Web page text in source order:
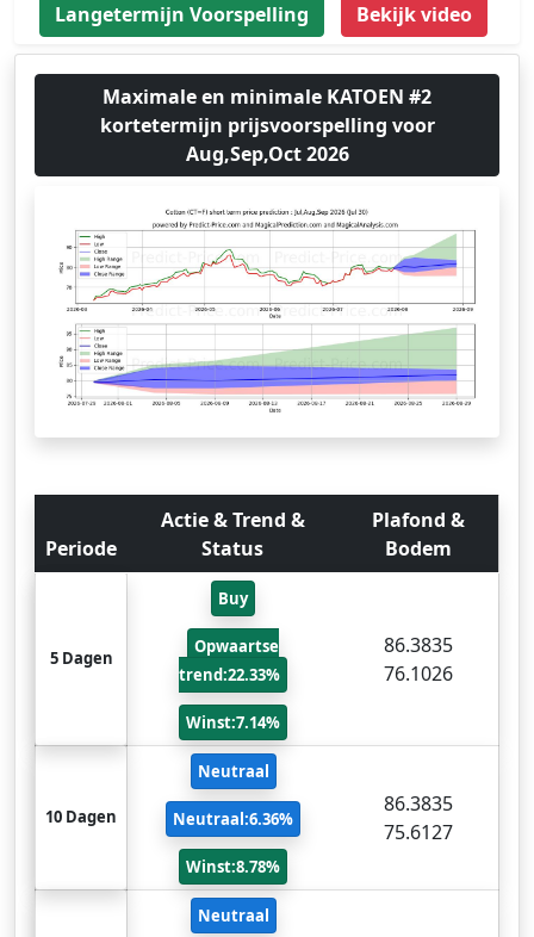
Langetermijn Voorspelling
Bekijk video
Maximale en minimale KATOEN #2
kortetermijn prijsvoorspelling voor
Aug,Sep,Oct 2026
Periode
Actie & Trend &
Status
Plafond &
Bodem
5 Dagen
Buy
Opwaartse
trend:22.33%
Winst:7.14%
86.3835
76.1026
10 Dagen
Neutraal
Neutraal:6.36%
Winst:8.78%
86.3835
75.6127
Neutraal